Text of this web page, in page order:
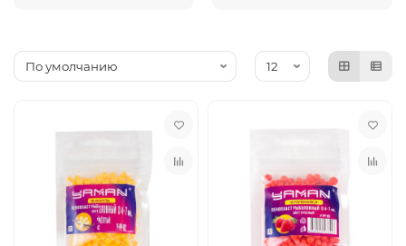
Рыболовный инструмент
Термосумки, термоконтейнеры
Термосы, термокружки, термостаканы
Ножи, мультитулы, пилы, топоры